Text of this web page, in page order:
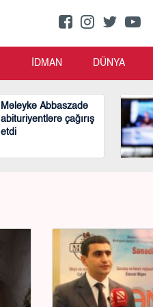
İDMAN DÜNYA
Məleykə Abbaszadə
abituriyentlərə çağırış
etdi